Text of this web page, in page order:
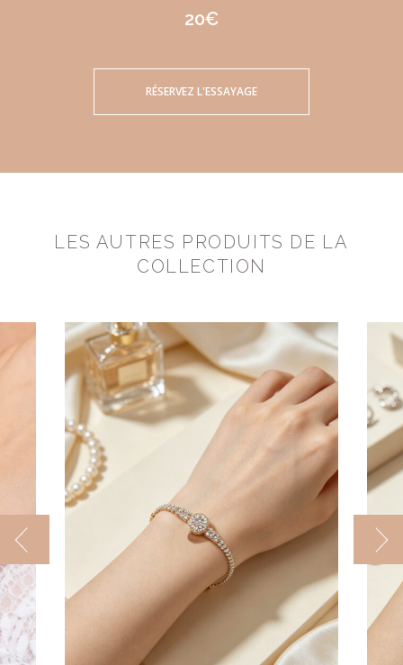
20€
RÉSERVEZ L'ESSAYAGE
LES AUTRES PRODUITS DE LA
COLLECTION